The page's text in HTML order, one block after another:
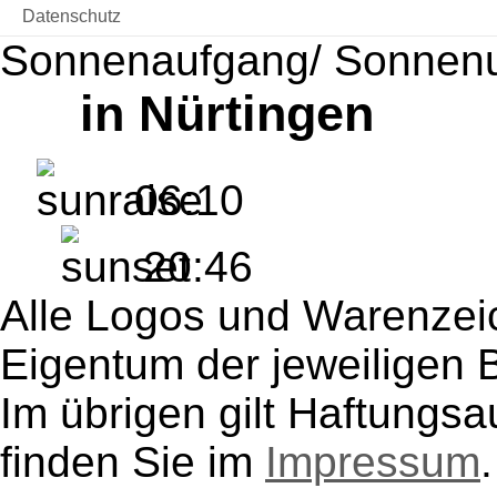
Datenschutz
Sonnenaufgang/
in Nürtingen
06:10
20:46
Alle Logos und
Eigentum der jeweiligen
Im übrigen gilt
finden Sie im Impressum.